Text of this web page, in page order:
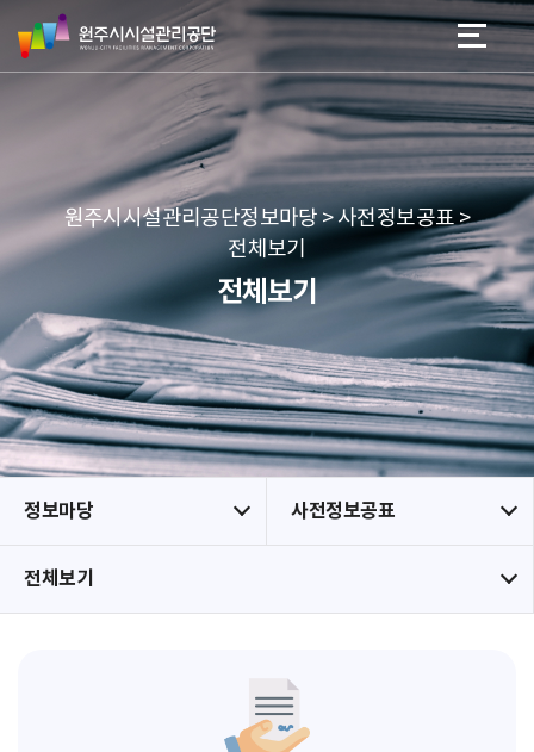
네
본문 바로가기
메뉴 바로가기
원
주
시
리
공
단
원주시시설관리공단정보마당 > 사전정보공표 >
전체보기
전체보기
정보마당 사전정보공표
전체보기